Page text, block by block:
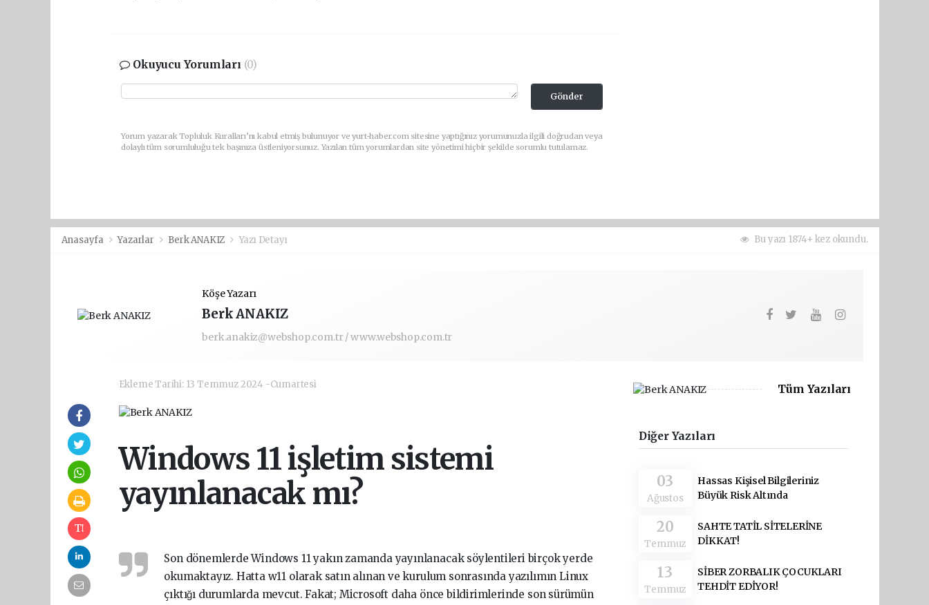
Okuyucu Yorumları (0)
Gönder
Yorum yazarak Topluluk Kuralları’nı kabul etmiş bulunuyor ve yurt-haber.com sitesine yaptığınız yorumunuzla ilgili doğrudan veya
dolaylı tüm sorumluluğu tek başınıza üstleniyorsunuz. Yazılan tüm yorumlardan site yönetimi hiçbir şekilde sorumlu tutulamaz.
Anasayfa Yazarlar Berk ANAKIZ Yazı Detayı Bu yazı 1874+ kez okundu.
Köşe Yazarı
Berk ANAKIZ
berk.anakiz@webshop.com.tr / www.webshop.com.tr
Ekleme Tarihi: 13 Temmuz 2024 -Cumartesi
Windows 11 işletim sistemi
yayınlanacak mı?
Son dönemlerde Windows 11 yakın zamanda yayınlanacak söylentileri birçok yerde
okumaktayız. Hatta w11 olarak satın alınan ve kurulum sonrasında yazılımın Linux
çıktığı durumlarda mevcut. Fakat; Microsoft daha önce bildirimlerinde son sürümün
Tüm Yazıları
Diğer Yazıları
03
Ağustos
Hassas Kişisel Bilgileriniz
Büyük Risk Altında
20
Temmuz
SAHTE TATİL SİTELERİNE
DİKKAT!
13
Temmuz
SİBER ZORBALIK ÇOCUKLARI
TEHDİT EDİYOR!